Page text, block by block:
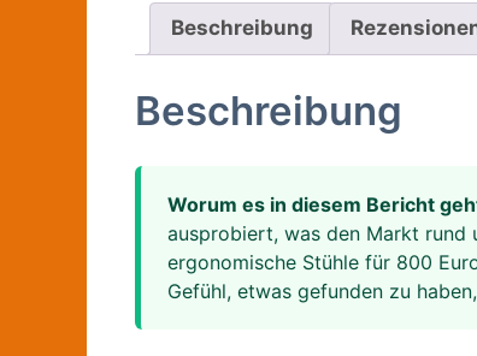
Beschreibung
Beschreibung
Worum es in diesem Bericht
ausprobiert, was den Markt rund
ergonomische Stühle für 800
Gefühl, etwas gefunden zu